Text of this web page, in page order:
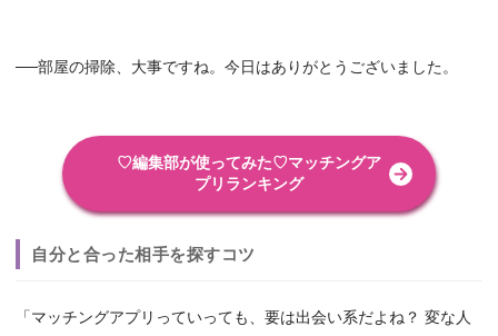
──部屋の掃除、大事ですね。今日はありがとうございました。
♡編集部が使ってみた♡マッチングア
プリランキング
自分と合った相手を探すコツ
「マッチングアプリっていっても、要は出会い系だよね？ 変な人